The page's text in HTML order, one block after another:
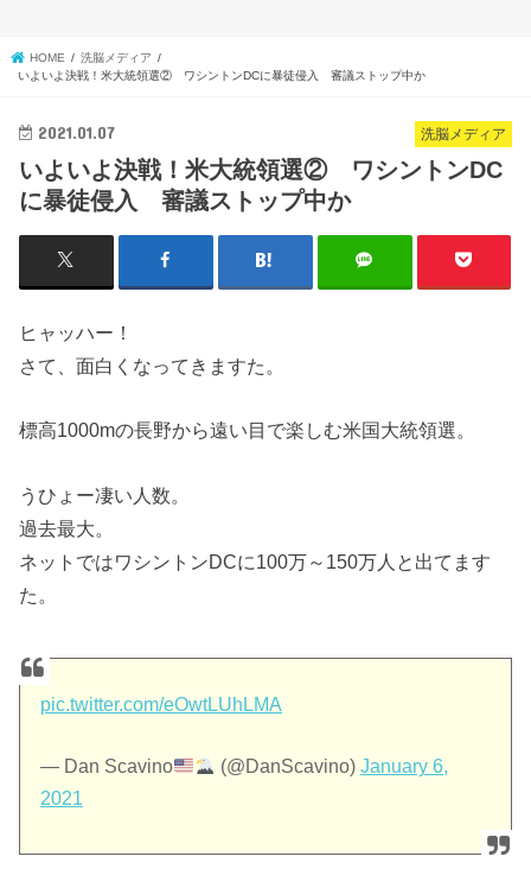
HOME
洗脳メディア
いよいよ決戦！米大統領選② ワシントンDCに暴徒侵入 審議ストップ中か
洗脳メディア
2021.01.07
いよいよ決戦！米大統領選② ワシントンDC
に暴徒侵入 審議ストップ中か
ヒャッハー！
さて、面白くなってきますた。
標高1000mの長野から遠い目で楽しむ米国大統領選。
うひょー凄い人数。
過去最大。
ネットではワシントンDCに100万～150万人と出てます
た。
pic.twitter.com/eOwtLUhLMA
— Dan Scavino (@DanScavino) January 6,
2021